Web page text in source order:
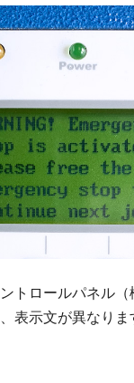
トロールパネル（
表示文が異なりま